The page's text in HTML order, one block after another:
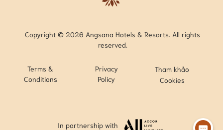
Copyright © 2026 Angsana Hotels & Resorts. All rights
reserved.
Terms &
Conditions
Privacy
Policy
Tham khảo
Cookies
In partnership with